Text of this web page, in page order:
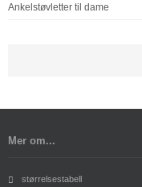
Ankelstøvletter til dame
Mer om...
størrelsestabell